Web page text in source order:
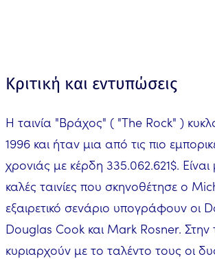
Κριτική και εντυπώσεις
Η ταινία "Βράχος" ( "The Rock" )
1996 και ήταν μια από τις πιο
χρονιάς με κέρδη 335.062.621$. Είναι
καλές ταινίες που σκηνοθέτησε ο
εξαιρετικό σενάριο υπογράφουν οι
Douglas Cook και Mark Rosner. Στην
κυριαρχούν με το ταλέντο τους οι